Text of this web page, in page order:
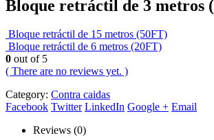
Bloque retráctil de 3 metros
Bloque retráctil de 15 metros (50FT)
Bloque retráctil de 6 metros (20FT)
0 out of 5
( There are no reviews yet. )
Category: Contra caidas
Facebook Twitter LinkedIn Google + Email
Reviews (0)